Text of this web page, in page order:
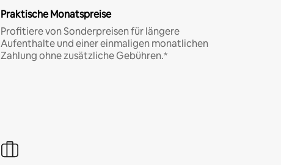
Praktische Monatspreise
Profitiere von Sonderpreisen für längere
Aufenthalte und einer einmaligen monatlichen
Zahlung ohne zusätzliche Gebühren.*